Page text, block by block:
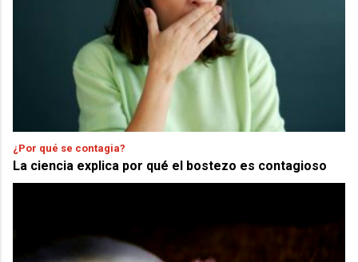
¿Por qué se contagia?
La ciencia explica por qué el bostezo es contagioso